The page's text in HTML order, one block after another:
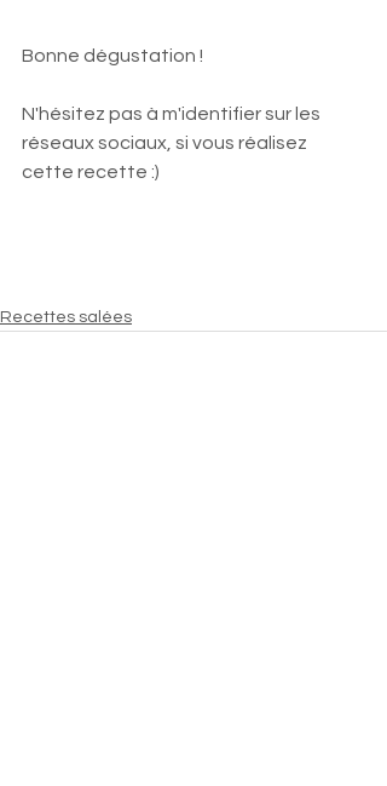
Bonne dégustation !
N'hésitez pas à m'identifier sur les
réseaux sociaux, si vous réalisez
cette recette :)
Recettes salées